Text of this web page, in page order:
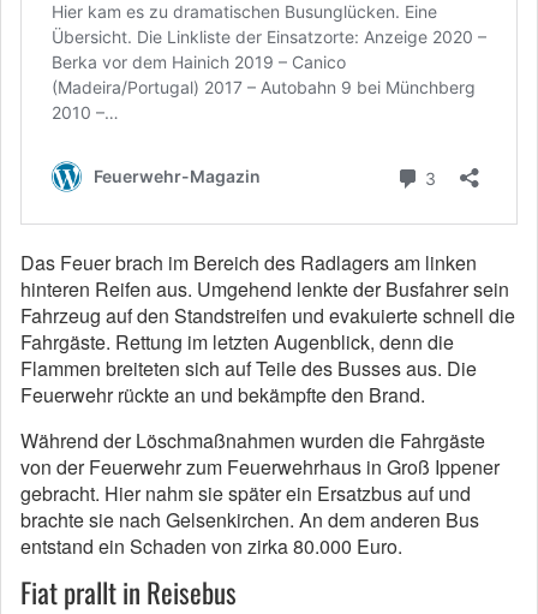
Das Feuer brach im Bereich des Radlagers am linken
hinteren Reifen aus. Umgehend lenkte der Busfahrer sein
Fahrzeug auf den Standstreifen und evakuierte schnell die
Fahrgäste. Rettung im letzten Augenblick, denn die
Flammen breiteten sich auf Teile des Busses aus. Die
Feuerwehr rückte an und bekämpfte den Brand.
Während der Löschmaßnahmen wurden die Fahrgäste
von der Feuerwehr zum Feuerwehrhaus in Groß Ippener
gebracht. Hier nahm sie später ein Ersatzbus auf und
brachte sie nach Gelsenkirchen. An dem anderen Bus
entstand ein Schaden von zirka 80.000 Euro.
Fiat prallt in Reisebus